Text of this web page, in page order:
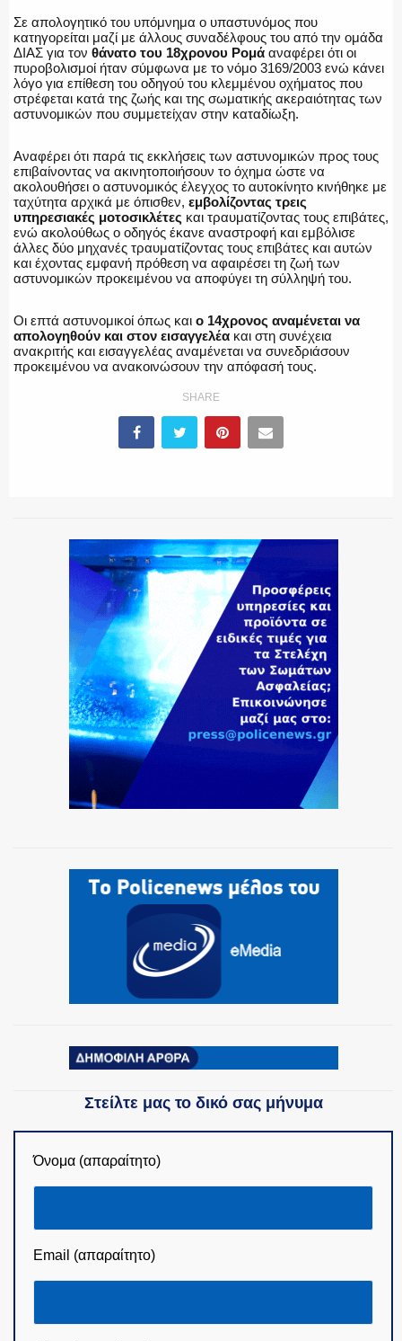
ΑΣΤΥΝΟΜΙΚΟ ΡΕΠΟΡΤΑΖ
Η ΦΩΝΗ ΣΟΥ
ΟΠΛΑ/ΕΞΟΠΛΙΣΜΟΣ
Σε απολογητικό του υπόμνημα ο υπαστυνόμος που
κατηγορείται μαζί με άλλους συναδέλφους του από την ομάδα
ΔΙΑΣ για τον θάνατο του 18χρονου Ρομά αναφέρει ότι οι
πυροβολισμοί ήταν σύμφωνα με το νόμο 3169/2003 ενώ κάνει
λόγο για επίθεση του οδηγού του κλεμμένου οχήματος που
στρέφεται κατά της ζωής και της σωματικής ακεραιότητας των
αστυνομικών που συμμετείχαν στην καταδίωξη.
Αναφέρει ότι παρά τις εκκλήσεις των αστυνομικών προς τους
επιβαίνοντας να ακινητοποιήσουν το όχημα ώστε να
ακολουθήσει ο αστυνομικός έλεγχος το αυτοκίνητο κινήθηκε με
ταχύτητα αρχικά με όπισθεν, εμβολίζοντας τρεις
υπηρεσιακές μοτοσικλέτες και τραυματίζοντας τους επιβάτες,
ενώ ακολούθως ο οδηγός έκανε αναστροφή και εμβόλισε
άλλες δύο μηχανές τραυματίζοντας τους επιβάτες και αυτών
και έχοντας εμφανή πρόθεση να αφαιρέσει τη ζωή των
αστυνομικών προκειμένου να αποφύγει τη σύλληψή του.
Οι επτά αστυνομικοί όπως και ο 14χρονος αναμένεται να
απολογηθούν και στον εισαγγελέα και στη συνέχεια
ανακριτής και εισαγγελέας αναμένεται να συνεδριάσουν
προκειμένου να ανακοινώσουν την απόφασή τους.
SHARE
Στείλτε μας το δικό σας μήνυμα
Όνομα (απαραίτητο)
Email (απαραίτητο)